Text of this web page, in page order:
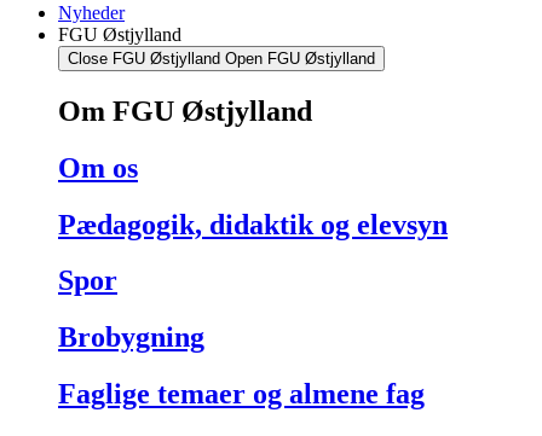
Nyheder
FGU Østjylland
Close FGU Østjylland Open FGU Østjylland
Om FGU Østjylland
Om os
Pædagogik, didaktik og elevsyn
Spor
Brobygning
Faglige temaer og almene fag